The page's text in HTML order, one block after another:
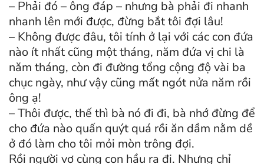
– Phải đó – ông đáp – nhưng bà phải đi nhanh
nhanh lên mới được, đừng bắt tôi đợi lâu!
– Không được đâu, tôi tính ở lại với các con đứa
nào ít nhất cũng một tháng, năm đứa vị chi là
năm tháng, còn đi đường tổng cộng độ vài ba
chục ngày, như vậy cũng mất ngót nửa năm rồi
ông ạ!
– Thôi được, thế thì bà nó đi đi, bà nhớ đừng để
cho đứa nào quấn quýt quá rồi ăn dầm nằm dề
ở đó làm cho tôi mỏi mòn trông đợi.
Rồi người vợ cùng con hầu ra đi. Nhưng chỉ